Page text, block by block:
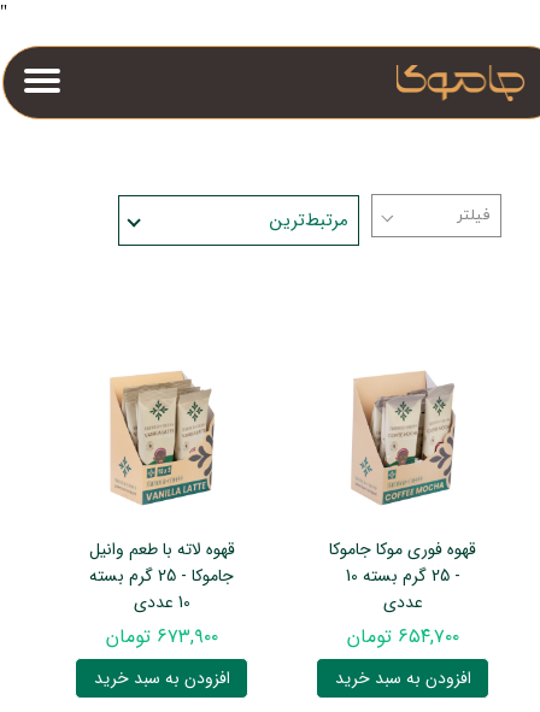
"
مرتبط‌ترین
قهوه فوری موکا جاموکا
- 25 گرم بسته 10
عددی
۶۵۴,۷۰۰ تومان
افزودن به سبد خرید
قهوه لاته با طعم وانیل
جاموکا - 25 گرم بسته
10 عددی
۶۷۳,۹۰۰ تومان
افزودن به سبد خرید